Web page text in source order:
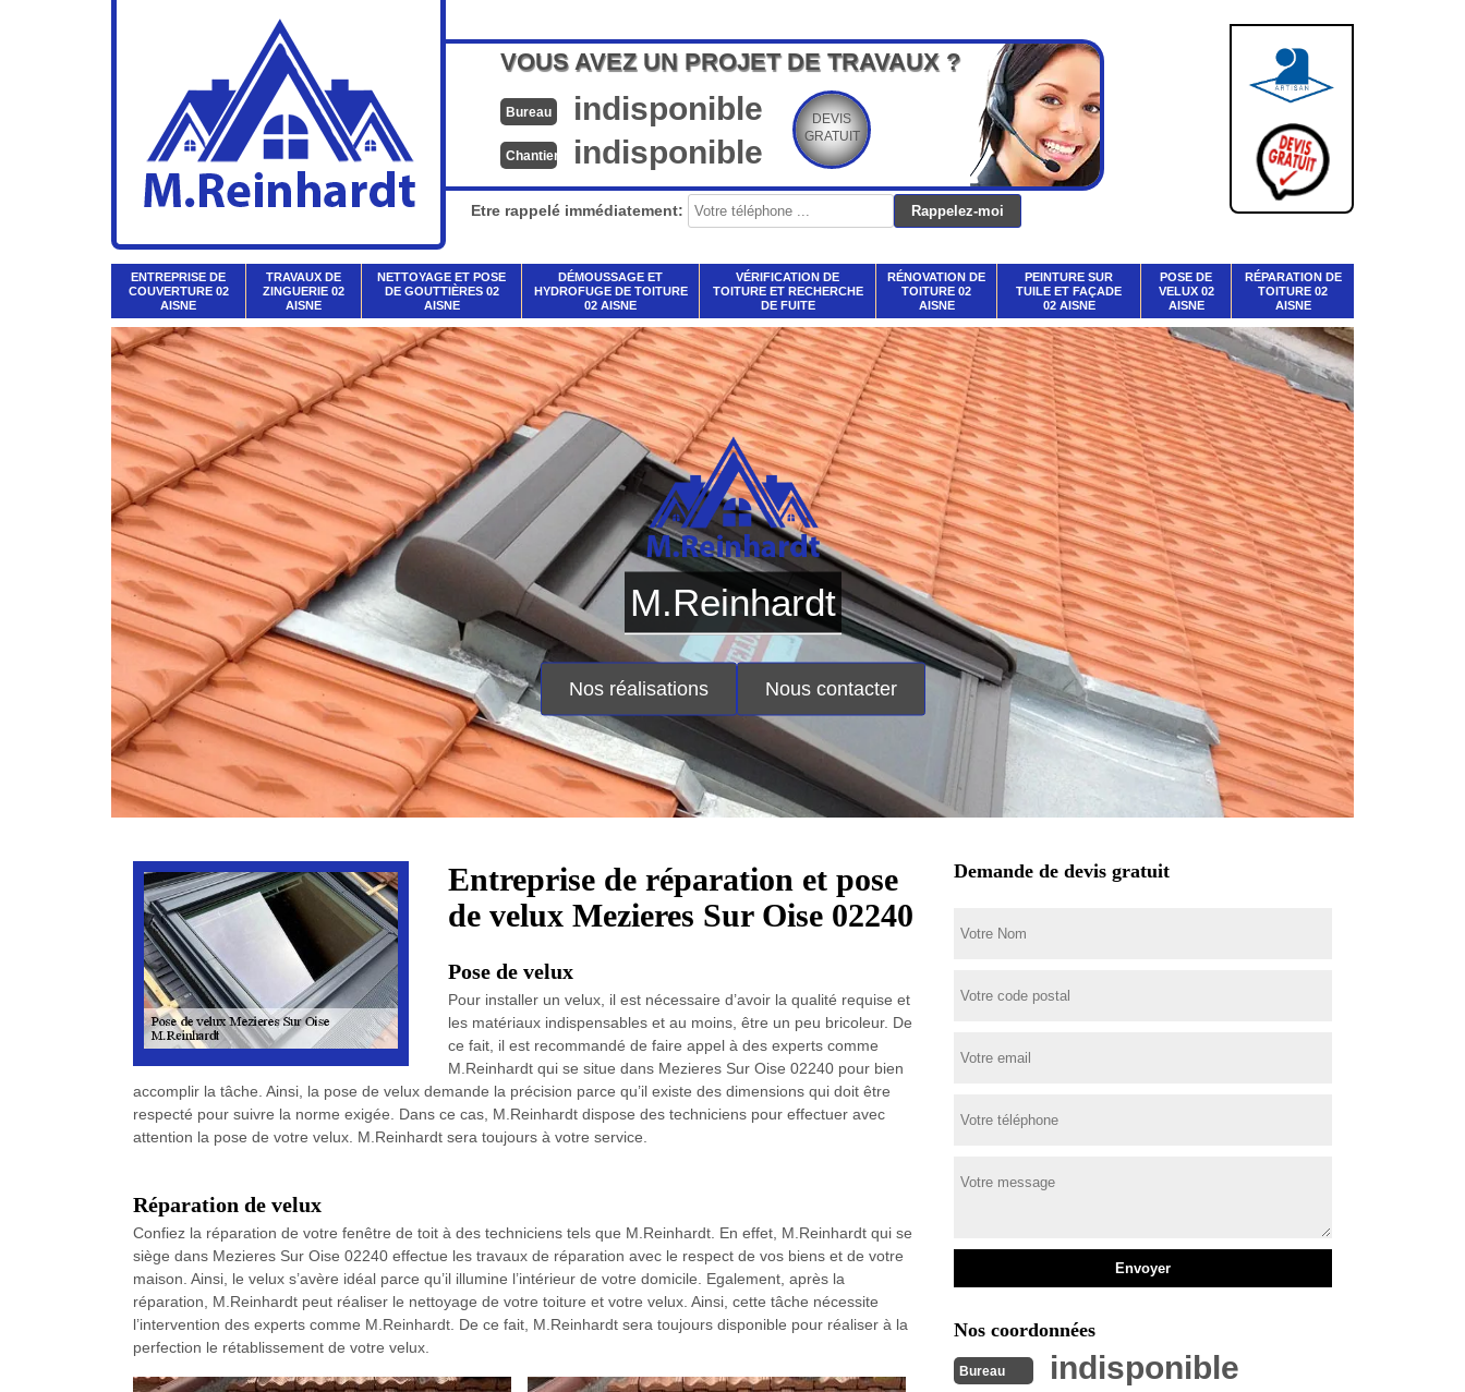
VOUS AVEZ UN PROJET DE TRAVAUX ?
Bureau indisponible
Chantier indisponible
DEVIS
GRATUIT
Etre rappelé immédiatement:
ENTREPRISE DE
COUVERTURE 02
AISNE
TRAVAUX DE
ZINGUERIE 02
AISNE
NETTOYAGE ET POSE
DE GOUTTIÈRES 02
AISNE
DÉMOUSSAGE ET
HYDROFUGE DE TOITURE
02 AISNE
VÉRIFICATION DE
TOITURE ET RECHERCHE
DE FUITE
RÉNOVATION DE
TOITURE 02
AISNE
PEINTURE SUR
TUILE ET FAÇADE
02 AISNE
POSE DE
VELUX 02
AISNE
RÉPARATION DE
TOITURE 02
AISNE
M.Reinhardt
Nos réalisations Nous contacter
Entreprise de réparation et pose
de velux Mezieres Sur Oise 02240
Pose de velux
Pour installer un velux, il est nécessaire d’avoir la qualité requise et
les matériaux indispensables et au moins, être un peu bricoleur. De
ce fait, il est recommandé de faire appel à des experts comme
M.Reinhardt qui se situe dans Mezieres Sur Oise 02240 pour bien
accomplir la tâche. Ainsi, la pose de velux demande la précision parce qu’il existe des dimensions qui doit être
respecté pour suivre la norme exigée. Dans ce cas, M.Reinhardt dispose des techniciens pour effectuer avec
attention la pose de votre velux. M.Reinhardt sera toujours à votre service.
Réparation de velux
Confiez la réparation de votre fenêtre de toit à des techniciens tels que M.Reinhardt. En effet, M.Reinhardt qui se
siège dans Mezieres Sur Oise 02240 effectue les travaux de réparation avec le respect de vos biens et de votre
maison. Ainsi, le velux s’avère idéal parce qu’il illumine l’intérieur de votre domicile. Egalement, après la
réparation, M.Reinhardt peut réaliser le nettoyage de votre toiture et votre velux. Ainsi, cette tâche nécessite
l’intervention des experts comme M.Reinhardt. De ce fait, M.Reinhardt sera toujours disponible pour réaliser à la
perfection le rétablissement de votre velux.
Demande de devis gratuit
Nos coordonnées
Bureau indisponible